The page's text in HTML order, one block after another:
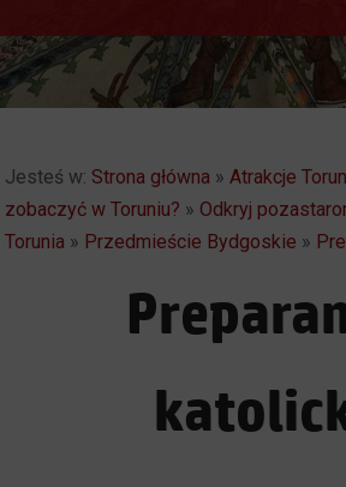
Jesteś w: Strona główna »Atrakcje
zobaczyć w Toruniu? » Odkryj
Torunia » Przedmieście Bydgoskie »